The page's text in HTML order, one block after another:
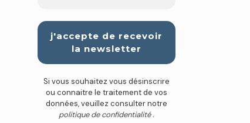
Si vous souhaitez vous désinscrire
ou connaitre le traitement de vos
données, veuillez consulter notre
politique de confidentialité .